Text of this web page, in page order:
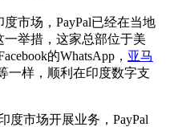
市场，PayPal已经在当地
举措，这家总部位于美
的WhatsApp， 亚马
一样，顺利在印度数字支
市场开展业务，PayPal